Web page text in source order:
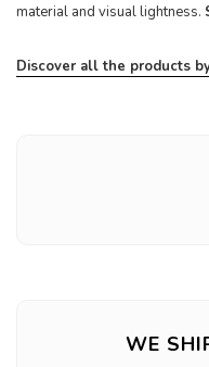
material and visual lightness.
Discover all the products
WE